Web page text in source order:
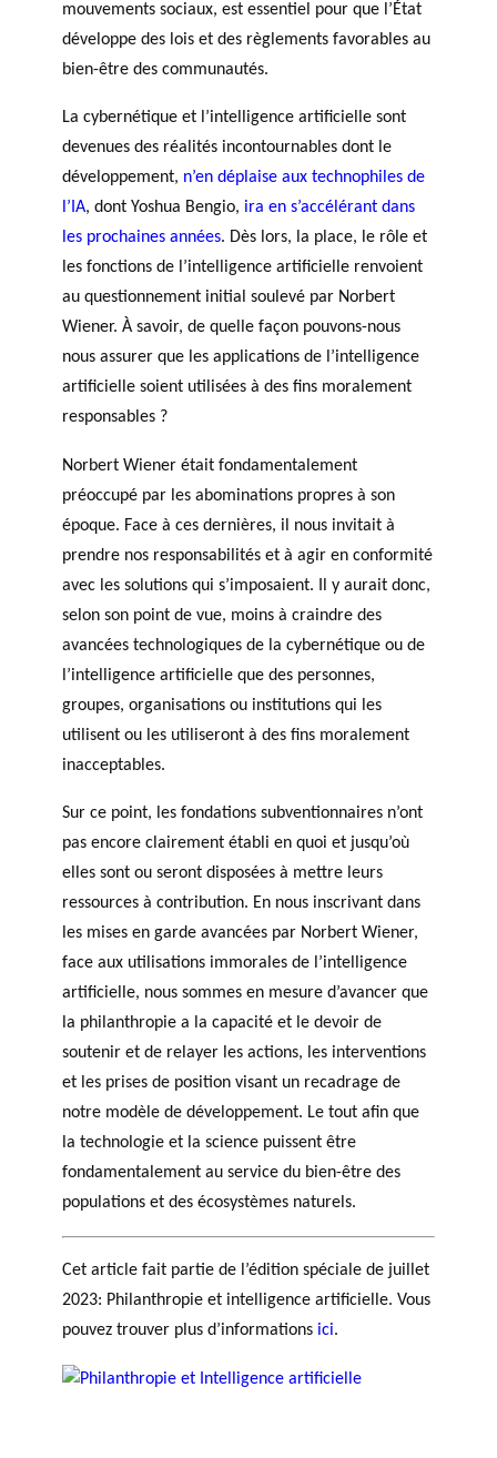
mouvements sociaux, est essentiel pour que l’État
développe des lois et des règlements favorables au
bien-être des communautés.
La cybernétique et l’intelligence artificielle sont
devenues des réalités incontournables dont le
développement, n’en déplaise aux technophiles de
l’IA, dont Yoshua Bengio, ira en s’accélérant dans
les prochaines années. Dès lors, la place, le rôle et
les fonctions de l’intelligence artificielle renvoient
au questionnement initial soulevé par Norbert
Wiener. À savoir, de quelle façon pouvons-nous
nous assurer que les applications de l’intelligence
artificielle soient utilisées à des fins moralement
responsables ?
Norbert Wiener était fondamentalement
préoccupé par les abominations propres à son
époque. Face à ces dernières, il nous invitait à
prendre nos responsabilités et à agir en conformité
avec les solutions qui s’imposaient. Il y aurait donc,
selon son point de vue, moins à craindre des
avancées technologiques de la cybernétique ou de
l’intelligence artificielle que des personnes,
groupes, organisations ou institutions qui les
utilisent ou les utiliseront à des fins moralement
inacceptables.
Sur ce point, les fondations subventionnaires n’ont
pas encore clairement établi en quoi et jusqu’où
elles sont ou seront disposées à mettre leurs
ressources à contribution. En nous inscrivant dans
les mises en garde avancées par Norbert Wiener,
face aux utilisations immorales de l’intelligence
artificielle, nous sommes en mesure d’avancer que
la philanthropie a la capacité et le devoir de
soutenir et de relayer les actions, les interventions
et les prises de position visant un recadrage de
notre modèle de développement. Le tout afin que
la technologie et la science puissent être
fondamentalement au service du bien-être des
populations et des écosystèmes naturels.
Cet article fait partie de l’édition spéciale de juillet
2023: Philanthropie et intelligence artificielle. Vous
pouvez trouver plus d’informations ici.